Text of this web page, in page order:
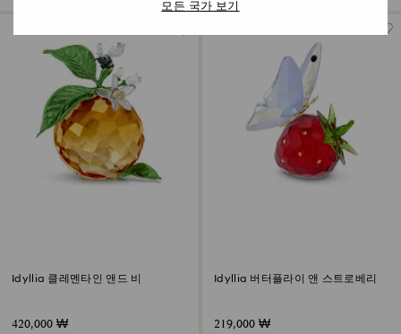
Idyllia 클레멘타인 앤드 비
420,000 ₩
Idyllia 버터플라이 앤 스트로베리
219,000 ₩
모든 국가 보기